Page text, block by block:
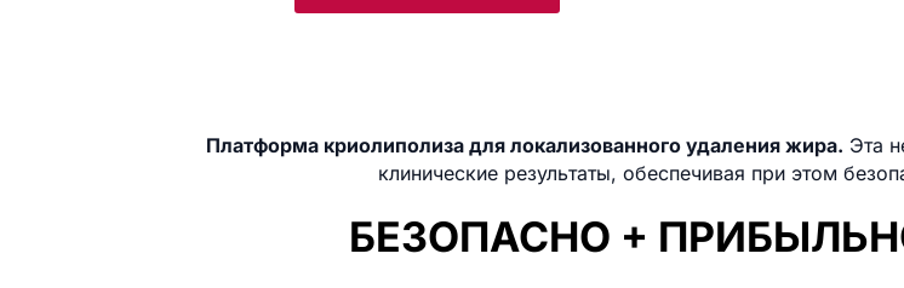
Платформа криолиполиза для локализованного удаления жира. Эта
клинические результаты, обеспечивая при этом
БЕЗОПАСНО +